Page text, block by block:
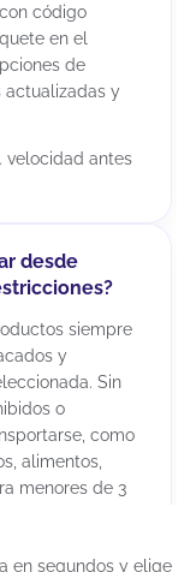
código
en el
de
actualizadas y
velocidad antes
desde
siempre
y
Sin
o
como
alimentos,
menores de 3
o animales,
en segundos y elige